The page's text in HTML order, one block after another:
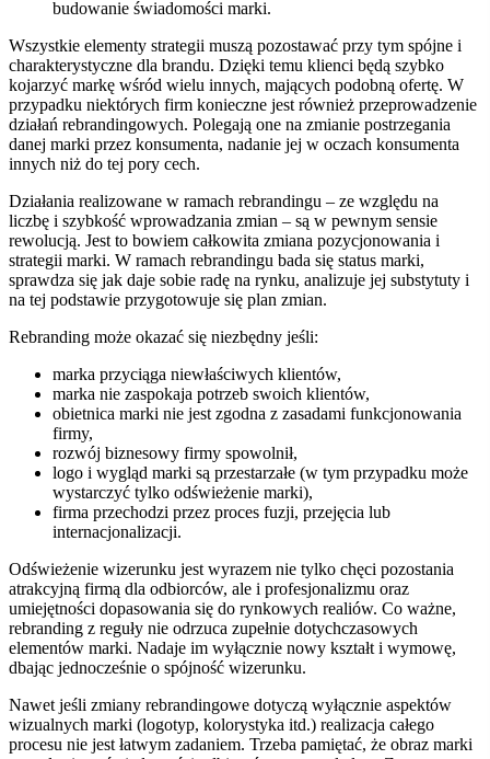
budowanie świadomości marki.
Wszystkie elementy strategii muszą pozostawać przy tym spójne i
charakterystyczne dla brandu. Dzięki temu klienci będą szybko
kojarzyć markę wśród wielu innych, mających podobną ofertę. W
przypadku niektórych firm konieczne jest również przeprowadzenie
działań rebrandingowych. Polegają one na zmianie postrzegania
danej marki przez konsumenta, nadanie jej w oczach konsumenta
innych niż do tej pory cech.
Działania realizowane w ramach rebrandingu – ze względu na
liczbę i szybkość wprowadzania zmian – są w pewnym sensie
rewolucją. Jest to bowiem całkowita zmiana pozycjonowania i
strategii marki. W ramach rebrandingu bada się status marki,
sprawdza się jak daje sobie radę na rynku, analizuje jej substytuty i
na tej podstawie przygotowuje się plan zmian.
Rebranding może okazać się niezbędny jeśli:
marka przyciąga niewłaściwych klientów,
marka nie zaspokaja potrzeb swoich klientów,
obietnica marki nie jest zgodna z zasadami funkcjonowania
firmy,
rozwój biznesowy firmy spowolnił,
logo i wygląd marki są przestarzałe (w tym przypadku może
wystarczyć tylko odświeżenie marki),
firma przechodzi przez proces fuzji, przejęcia lub
internacjonalizacji.
Odświeżenie wizerunku jest wyrazem nie tylko chęci pozostania
atrakcyjną firmą dla odbiorców, ale i profesjonalizmu oraz
umiejętności dopasowania się do rynkowych realiów. Co ważne,
rebranding z reguły nie odrzuca zupełnie dotychczasowych
elementów marki. Nadaje im wyłącznie nowy kształt i wymowę,
dbając jednocześnie o spójność wizerunku.
Nawet jeśli zmiany rebrandingowe dotyczą wyłącznie aspektów
wizualnych marki (logotyp, kolorystyka itd.) realizacja całego
procesu nie jest łatwym zadaniem. Trzeba pamiętać, że obraz marki